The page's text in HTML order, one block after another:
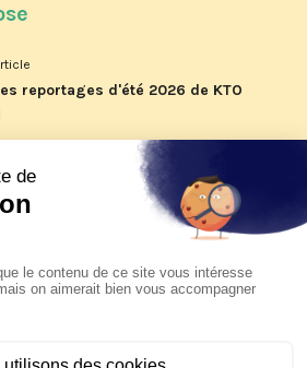
reportages d'été 2026 de KTO
visite pastorale du pape Léon
XIV à Assise à suivre sur KTO le
pape en Uruguay, Argentine et